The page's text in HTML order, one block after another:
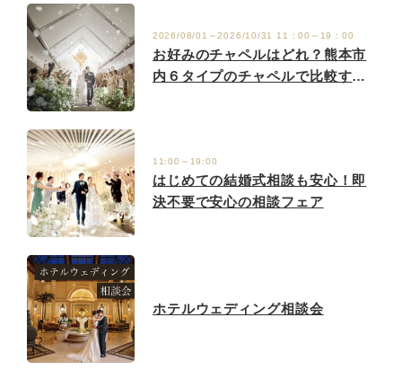
2026/08/01～2026/10/31 11：00～19：00
お好みのチャペルはどれ？熊本市
内６タイプのチャペルで比較する
11:00～19:00
はじめての結婚式相談も安心！即
決不要で安心の相談フェア
ホテルウェディング相談会